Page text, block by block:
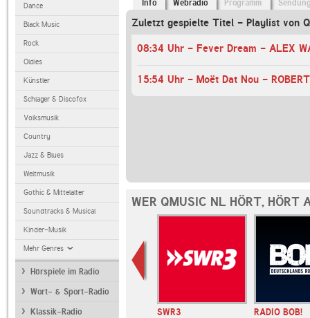
Dance
Black Music
Rock
Oldies
Künstler
Schlager & Discofox
Volksmusik
Country
Jazz & Blues
Weltmusik
Gothic & Mittelalter
Soundtracks & Musical
Kinder-Musik
Mehr Genres
Hörspiele im Radio
Wort- & Sport-Radio
Klassik-Radio
Info Webradio Programm
Zuletzt gespielte Titel - Playlist von
08:34 Uhr - Fever Dream - ALEX
WER QMUSIC NL HÖRT, HÖRT
L1 Radio SWR3 RADIO BOB!